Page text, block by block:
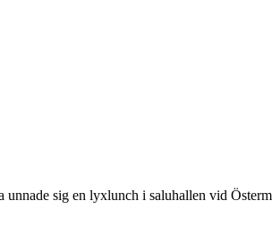
sig en lyxlunch i saluhallen vid